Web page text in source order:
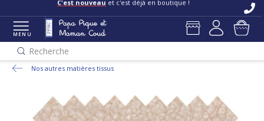
C'est nouveau et c'est déjà en boutique !
MENU
Recherche
Nos autres matières tissus